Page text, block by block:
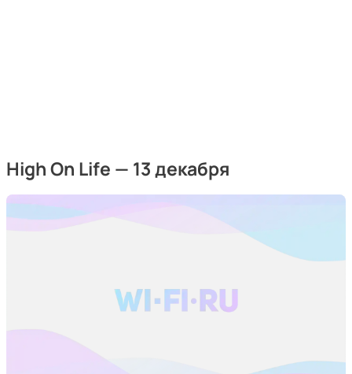
High On Life — 13 декабря